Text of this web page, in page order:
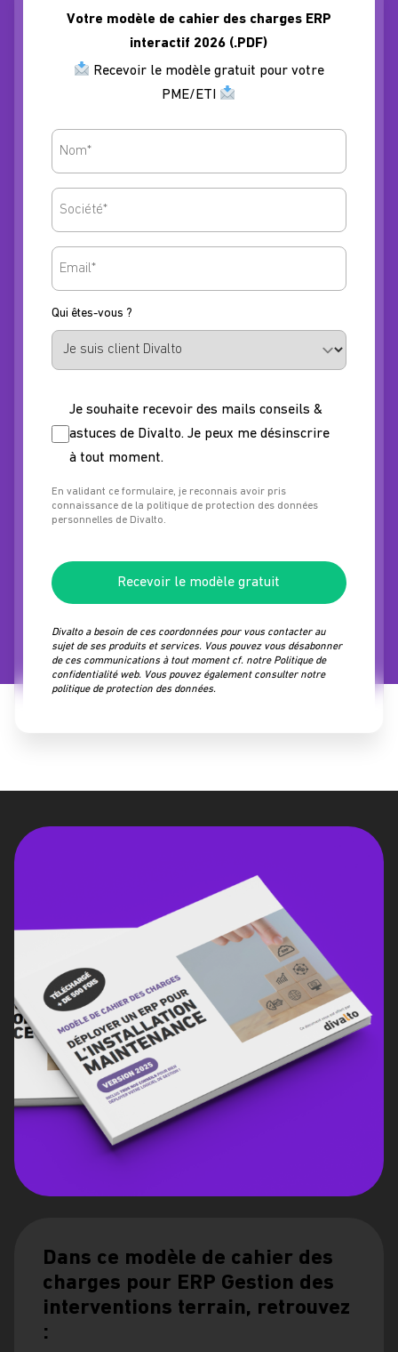
Votre modèle de cahier des charges ERP
interactif 2026 (.PDF)
Recevoir le modèle gratuit pour votre
PME/ETI
Divalto a besoin de ces coordonnées pour vous contacter au
sujet de ses produits et services. Vous pouvez vous désabonner
de ces communications à tout moment cf. notre Politique de
confidentialité web. Vous pouvez également consulter notre
politique de protection des données.
Nomcontact
Nomsociete
Email
Qui êtes-vous ?
Nonewsletter
Je souhaite recevoir des mails conseils &
astuces de Divalto. Je peux me désinscrire
à tout moment.
En validant ce formulaire, je reconnais avoir pris
connaissance de la politique de protection des données
personnelles de Divalto.
Recevoir le modèle gratuit
Dans ce modèle de cahier des
charges pour ERP Gestion des
interventions terrain, retrouvez
: